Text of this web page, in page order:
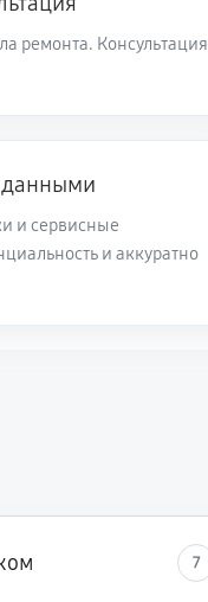
ремонта. Консультация
данными
и сервисные
и аккуратно
7